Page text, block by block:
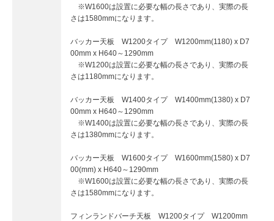
※W1600は設置に必要な幅の長さであり、実際の長
さは1580mmになります。
バッカー天板 W1200タイプ W1200mm(1180) x D7
00mm x H640～1290mm
※W1200は設置に必要な幅の長さであり、実際の長
さは1180mmになります。
バッカー天板 W1400タイプ W1400mm(1380) x D7
00mm x H640～1290mm
※W1400は設置に必要な幅の長さであり、実際の長
さは1380mmになります。
バッカー天板 W1600タイプ W1600mm(1580) x D7
00(mm) x H640～1290mm
※W1600は設置に必要な幅の長さであり、実際の長
さは1580mmになります。
フィンランドバーチ天板 W1200タイプ W1200mm